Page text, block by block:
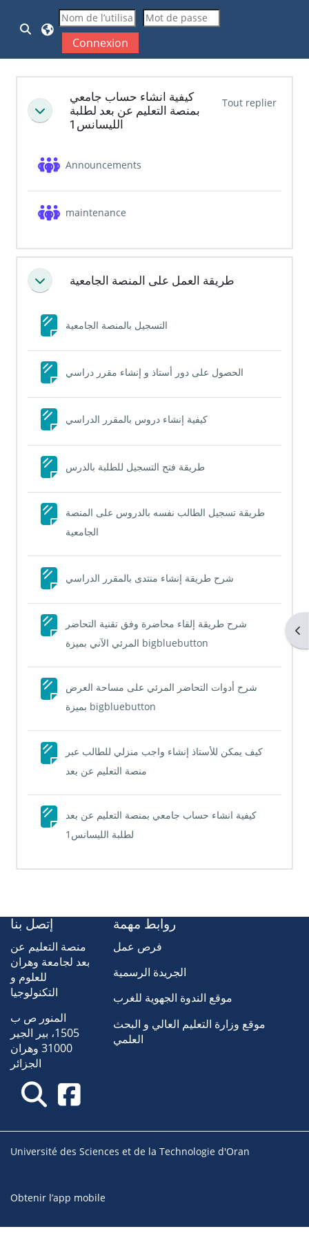
Passer au contenu principal
Activer/désactiver la saisie de recherche
Connexion
Replier
كيفية انشاء حساب جامعي
بمنصة التعليم عن بعد لطلبة
الليسانس1
Tout replier
Announcements
maintenance
Replier طريقة العمل على المنصة الجامعية
التسجيل بالمنصة الجامعيةPage
الحصول على دور أستاذ و إنشاء مقرر دراسيPage
كيفية إنشاء دروس بالمقرر الدراسيPage
طريقة فتح التسجيل للطلبة بالدرسPage
طريقة تسجيل الطالب نفسه بالدروس على المنصة
الجامعيةPage
شرح طريقة إنشاء منتدى بالمقرر الدراسيPage
شرح طريقة إلقاء محاضرة وفق تقنية التحاضر
المرئي الآني بميزة bigbluebuttonPage
شرح أدوات التحاضر المرئي على مساحة العرض
بميزة bigbluebuttonPage
كيف يمكن للأستاذ إنشاء واجب منزلي للطالب عبر
منصة التعليم عن بعدPage
كيفية انشاء حساب جامعي بمنصة التعليم عن بعد
لطلبة الليسانس1Page
إتصل بنا
منصة التعليم عن
بعد لجامعة وهران
للعلوم و
التكنولوجيا
المنور ص ب
1505، بير الجير
31000 وهران
الجزائر
روابط مهمة
فرص عمل
الجريدة الرسمية
موقع الندوة الجهوية للغرب
موقع وزارة التعليم العالي و البحث
العلمي
Université des Sciences et de la Technologie d'Oran
Obtenir l’app mobile